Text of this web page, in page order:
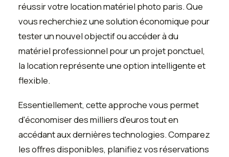
réussir votre location matériel photo paris. Que
vous recherchiez une solution économique pour
tester un nouvel objectif ou accéder à du
matériel professionnel pour un projet ponctuel,
la location représente une option intelligente et
flexible.
Essentiellement, cette approche vous permet
d'économiser des milliers d'euros tout en
accédant aux dernières technologies. Comparez
les offres disponibles, planifiez vos réservations